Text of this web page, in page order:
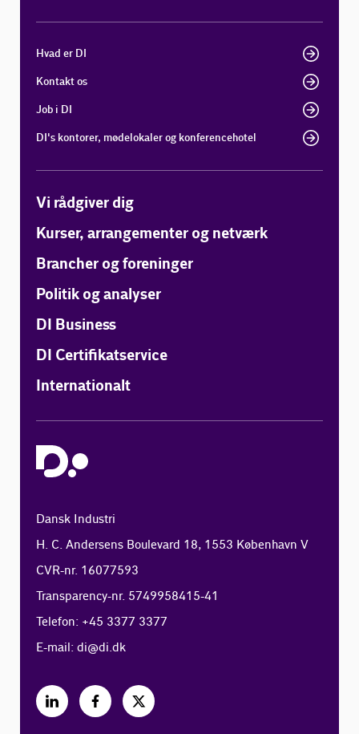
Hvad er DI
Kontakt os
Job i DI
DI's kontorer, mødelokaler og konferencehotel
Vi rådgiver dig
Kurser, arrangementer og netværk
Brancher og foreninger
Politik og analyser
DI Business
DI Certifikatservice
Internationalt
Dansk Industri
H. C. Andersens Boulevard 18, 1553 København V
CVR-nr. 16077593
Transparency-nr. 5749958415-41
Telefon: +45 3377 3377
E-mail:di@di.dk